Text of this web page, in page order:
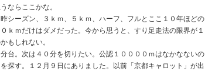
ならここかな。
シーズン、３ｋｍ、５ｋｍ、ハーフ、フルとここ１０年ほどの
ｋｍだけはダメだった。今から思うと、すり足走法の限界が１
もしれない。
台。次は４０分を切りたい。公認１００００ｍはなかなないの
探す。１２月９日にありました。以前「京都キャロット」が出